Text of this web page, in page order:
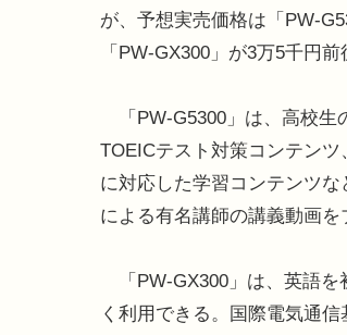
が、予想実売価格は「PW-
「PW-GX300」が3万5千円前
「PW-G5300」は、高校生
TOEICテスト対策コンテンツ
に対応した学習コンテンツ
による有名講師の講義動画
「PW-GX300」は、英語を
く利用できる。国際電気通